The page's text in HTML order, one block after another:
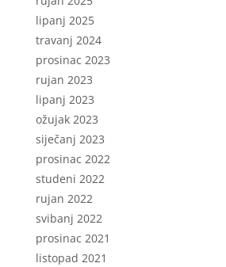
lipanj 2025
travanj 2024
prosinac 2023
rujan 2023
lipanj 2023
ožujak 2023
siječanj 2023
prosinac 2022
studeni 2022
rujan 2022
svibanj 2022
prosinac 2021
listopad 2021